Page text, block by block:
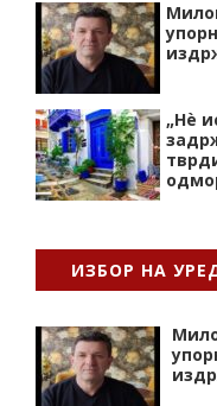
„Нѐ
ИЗБОР НА